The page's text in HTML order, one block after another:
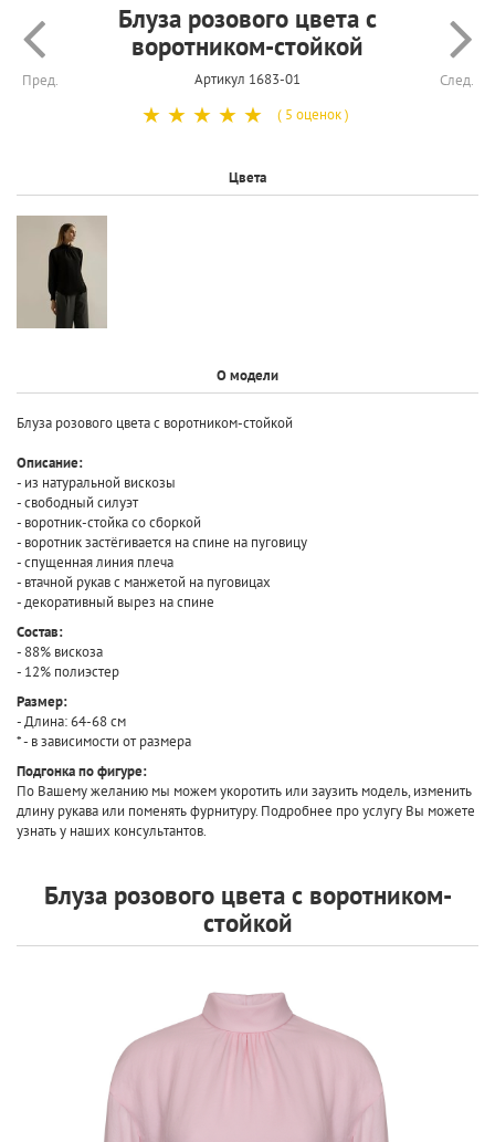
Пред.
Блуза розового цвета с
воротником-стойкой
Артикул 1683-01 След.
☆
☆
☆
☆
☆ ( 5 оценок )
Цвета
О модели
Блуза розового цвета с воротником-стойкой
Описание:
- из натуральной вискозы
- свободный силуэт
- воротник-стойка со сборкой
- воротник застёгивается на спине на пуговицу
- спущенная линия плеча
- втачной рукав с манжетой на пуговицах
- декоративный вырез на спине
Состав:
- 88% вискоза
- 12% полиэстер
Размер:
- Длина: 64-68 см
* - в зависимости от размера
Подгонка по фигуре:
По Вашему желанию мы можем укоротить или заузить модель, изменить
длину рукава или поменять фурнитуру. Подробнее про услугу Вы можете
узнать у наших консультантов.
Блуза розового цвета с воротником-
стойкой